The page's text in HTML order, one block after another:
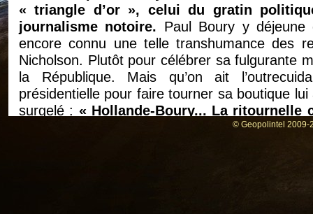
« triangle d’or », celui du gratin
journalisme notoire. Paul Boury y déjeune
encore connu une telle transhumance des
Nicholson. Plutôt pour célébrer sa fulgurante
la République. Mais qu’on ait
présidentielle pour faire tourner sa boutique
surgelé : « Hollande-Boury... La ritournelle
seulement trois de plus depuis la© Geopolintel 2009-